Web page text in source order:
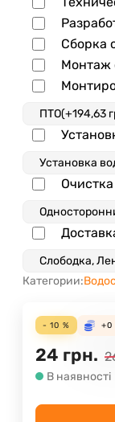
Сборка
Монтаж
Категории:
- 10 % +0
24 грн.
В наявності